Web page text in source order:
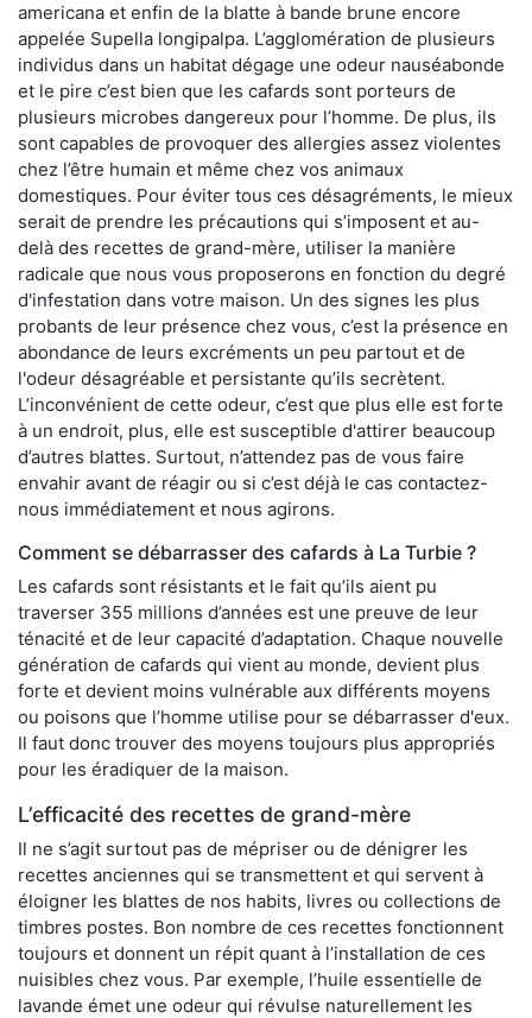
americana et enfin de la blatte à bande brune encore
appelée Supella longipalpa. L’agglomération de plusieurs
individus dans un habitat dégage une odeur nauséabonde
et le pire c’est bien que les cafards sont porteurs de
plusieurs microbes dangereux pour l’homme. De plus, ils
sont capables de provoquer des allergies assez violentes
chez l’être humain et même chez vos animaux
domestiques. Pour éviter tous ces désagréments, le mieux
serait de prendre les précautions qui s’imposent et au-
delà des recettes de grand-mère, utiliser la manière
radicale que nous vous proposerons en fonction du degré
d'infestation dans votre maison. Un des signes les plus
probants de leur présence chez vous, c’est la présence en
abondance de leurs excréments un peu partout et de
l'odeur désagréable et persistante qu’ils secrètent.
L’inconvénient de cette odeur, c’est que plus elle est forte
à un endroit, plus, elle est susceptible d'attirer beaucoup
d’autres blattes. Surtout, n’attendez pas de vous faire
envahir avant de réagir ou si c’est déjà le cas contactez-
nous immédiatement et nous agirons.
Comment se débarrasser des cafards à La Turbie ?
Les cafards sont résistants et le fait qu’ils aient pu
traverser 355 millions d’années est une preuve de leur
ténacité et de leur capacité d’adaptation. Chaque nouvelle
génération de cafards qui vient au monde, devient plus
forte et devient moins vulnérable aux différents moyens
ou poisons que l’homme utilise pour se débarrasser d'eux.
Il faut donc trouver des moyens toujours plus appropriés
pour les éradiquer de la maison.
L’efficacité des recettes de grand-mère
Il ne s’agit surtout pas de mépriser ou de dénigrer les
recettes anciennes qui se transmettent et qui servent à
éloigner les blattes de nos habits, livres ou collections de
timbres postes. Bon nombre de ces recettes fonctionnent
toujours et donnent un répit quant à l’installation de ces
nuisibles chez vous. Par exemple, l’huile essentielle de
lavande émet une odeur qui révulse naturellement les